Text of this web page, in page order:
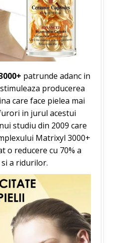
patrunde adanc in
producerea
care face pielea mai
in jurul acestui
studiu din 2009 care
Matrixyl 3000+
o reducere cu 70% a
a ridurilor.